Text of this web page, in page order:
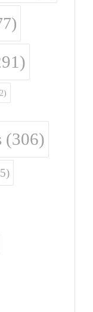
(306)